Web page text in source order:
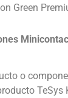
Green
o
TeSys